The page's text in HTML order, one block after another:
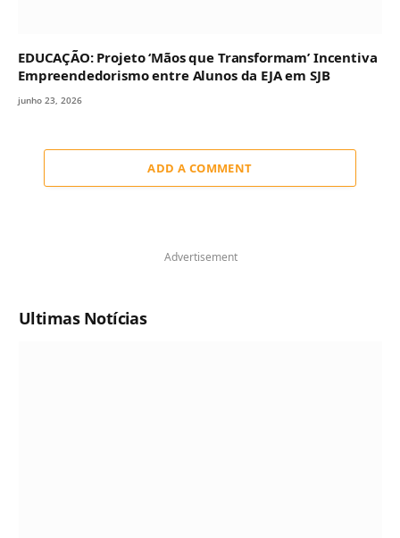
EDUCAÇÃO: Projeto ‘Mãos que Transformam’ Incentiva
Empreendedorismo entre Alunos da EJA em SJB
junho 23, 2026
ADD A COMMENT
Advertisement
Ultimas Notícias